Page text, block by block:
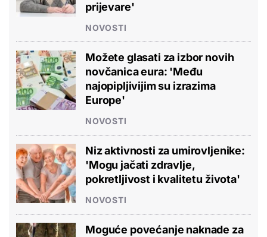
prijevare'
NOVOSTI
Možete glasati za izbor novih
novčanica eura: 'Među
najopipljivijim su izrazima
Europe'
NOVOSTI
Niz aktivnosti za umirovljenike:
'Mogu jačati zdravlje,
pokretljivost i kvalitetu života'
NOVOSTI
Moguće povećanje naknade za